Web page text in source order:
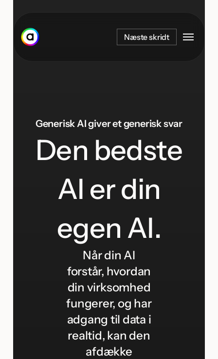
hovedindhold
Næste skridt Menu
Generisk AI giver et generisk svar
Den bedste
AI er din
egen AI.
Når din AI
forstår, hvordan
din virksomhed
fungerer, og har
adgang til data i
realtid, kan den
afdække